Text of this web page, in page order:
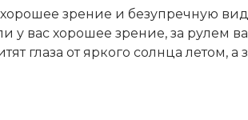
зрение и безупречную
у вас хорошее зрение, за рулем
глаза от яркого солнца летом, а